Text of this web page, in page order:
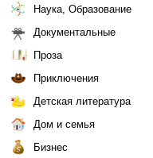
Наука, Образование
Документальные
Проза
Приключения
Детская литература
Дом и семья
Бизнес